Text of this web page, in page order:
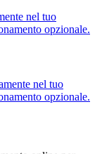
nel tuo
opzionale.
nel tuo
opzionale.